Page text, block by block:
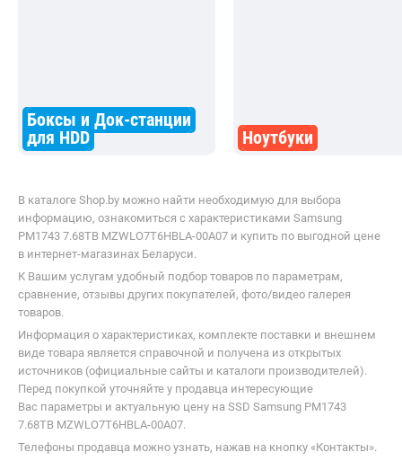
Боксы и Док-станции
для HDD
Ноутбуки
В каталоге Shop.by можно найти необходимую для выбора
информацию, ознакомиться с характеристиками Samsung
PM1743 7.68TB MZWLO7T6HBLA-00A07 и купить по выгодной цене
в интернет-магазинах Беларуси.
К Вашим услугам удобный подбор товаров по параметрам,
сравнение, отзывы других покупателей, фото/видео галерея
товаров.
Информация о характеристиках, комплекте поставки и внешнем
виде товара является справочной и получена из открытых
источников (официальные сайты и каталоги производителей).
Перед покупкой уточняйте у продавца интересующие
Вас параметры и актуальную цену на SSD Samsung PM1743
7.68TB MZWLO7T6HBLA-00A07.
Телефоны продавца можно узнать, нажав на кнопку «Контакты».